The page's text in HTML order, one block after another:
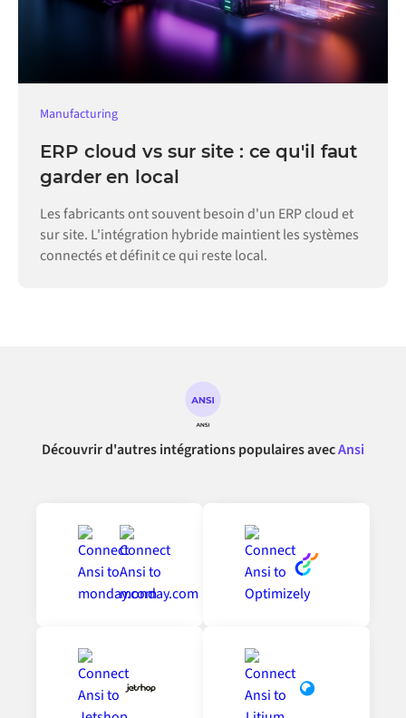
Manufacturing
ERP cloud vs sur site : ce qu'il faut
garder en local
Les fabricants ont souvent besoin d'un ERP cloud et
sur site. L'intégration hybride maintient les systèmes
connectés et définit ce qui reste local.
Découvrir d'autres intégrations populaires avecAnsi